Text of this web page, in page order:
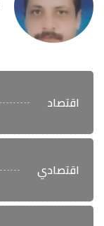
اقتصاد
اقتصادي